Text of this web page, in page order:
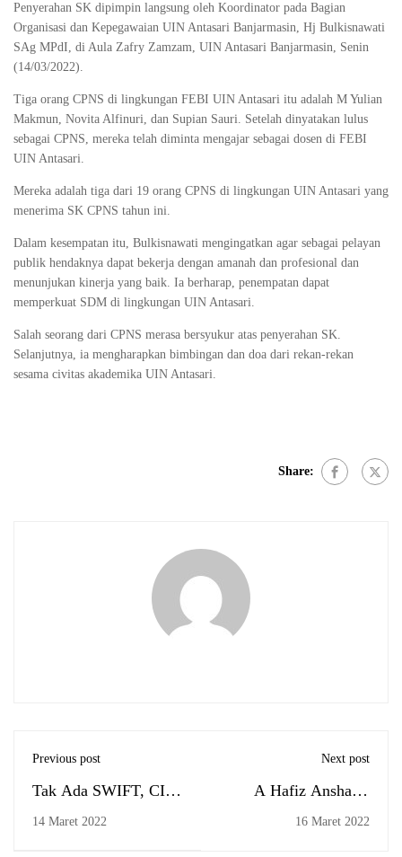
Penyerahan SK dipimpin langsung oleh Koordinator pada Bagian
Organisasi dan Kepegawaian UIN Antasari Banjarmasin, Hj Bulkisnawati
SAg MPdI, di Aula Zafry Zamzam, UIN Antasari Banjarmasin, Senin
(14/03/2022).
Tiga orang CPNS di lingkungan FEBI UIN Antasari itu adalah M Yulian
Makmun, Novita Alfinuri, dan Supian Sauri. Setelah dinyatakan lulus
sebagai CPNS, mereka telah diminta mengajar sebagai dosen di FEBI
UIN Antasari.
Mereka adalah tiga dari 19 orang CPNS di lingkungan UIN Antasari yang
menerima SK CPNS tahun ini.
Dalam kesempatan itu, Bulkisnawati mengingatkan agar sebagai pelayan
publik hendaknya dapat bekerja dengan amanah dan profesional dan
menunjukan kinerja yang baik. Ia berharap, penempatan dapat
memperkuat SDM di lingkungan UIN Antasari.
Salah seorang dari CPNS merasa bersyukur atas penyerahan SK.
Selanjutnya, ia mengharapkan bimbingan dan doa dari rekan-rekan
sesama civitas akademika UIN Antasari.
Share:
Previous post
Tak Ada SWIFT, CIPS
Pun Jadi
14 Maret 2022
Next post
A Hafiz Anshary:
Syekh Muhammad
16 Maret 2022